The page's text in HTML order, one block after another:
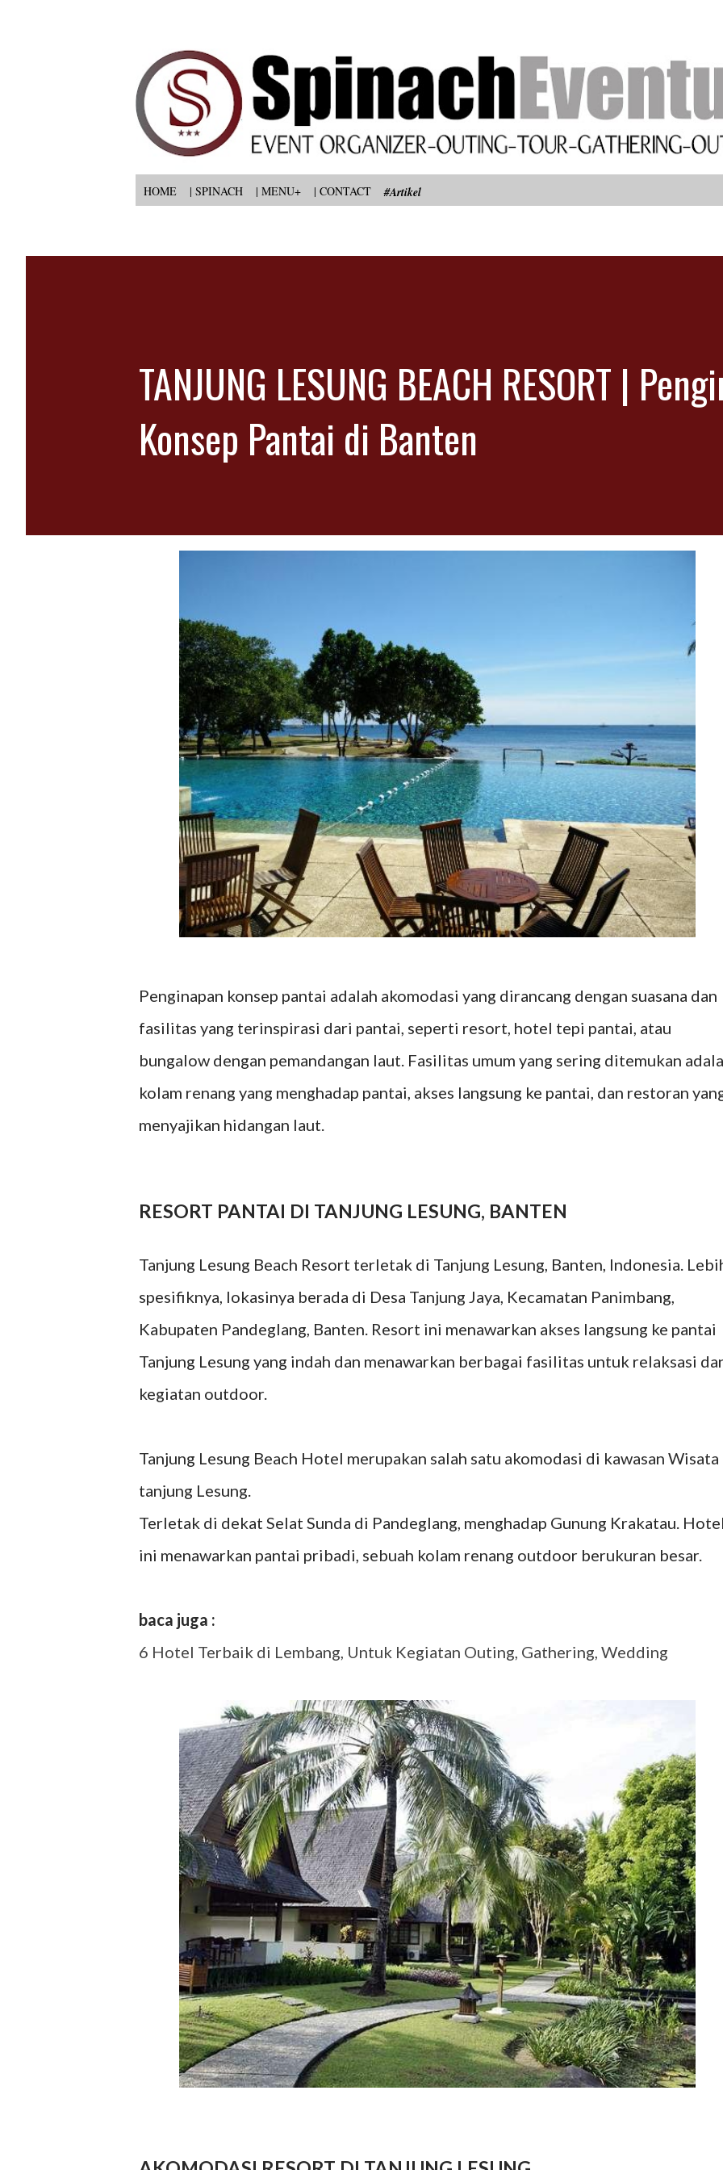
HOME | SPINACH | MENU+ | CONTACT #Artikel
TANJUNG LESUNG BEACH RESORT |
Konsep Pantai di Banten
Penginapan konsep pantai adalah akomodasi yang dirancang dengan suasana dan
fasilitas yang terinspirasi dari pantai, seperti resort, hotel tepi pantai, atau
bungalow dengan pemandangan laut. Fasilitas umum yang sering ditemukan
kolam renang yang menghadap pantai, akses langsung ke pantai, dan restoran
menyajikan hidangan laut.
RESORT PANTAI DI TANJUNG LESUNG, BANTEN
Tanjung Lesung Beach Resort terletak di Tanjung Lesung, Banten, Indonesia.
spesifiknya, lokasinya berada di Desa Tanjung Jaya, Kecamatan Panimbang,
Kabupaten Pandeglang, Banten. Resort ini menawarkan akses langsung ke pantai
Tanjung Lesung yang indah dan menawarkan berbagai fasilitas untuk relaksasi
kegiatan outdoor.
Tanjung Lesung Beach Hotel merupakan salah satu akomodasi di kawasan Wisata
tanjung Lesung.
Terletak di dekat Selat Sunda di Pandeglang, menghadap Gunung Krakatau. Hotel
ini menawarkan pantai pribadi, sebuah kolam renang outdoor berukuran besar.
baca juga :
6 Hotel Terbaik di Lembang, Untuk Kegiatan Outing, Gathering, Wedding